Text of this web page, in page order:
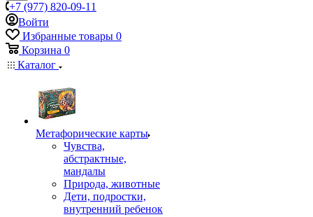
+7 (977) 820-09-11
Войти
Избранные товары 0
Корзина 0
Каталог
Mетафорические карты
Чувства,
абстрактные,
мандалы
Природа, животные
Дети, подростки,
внутренний ребенок